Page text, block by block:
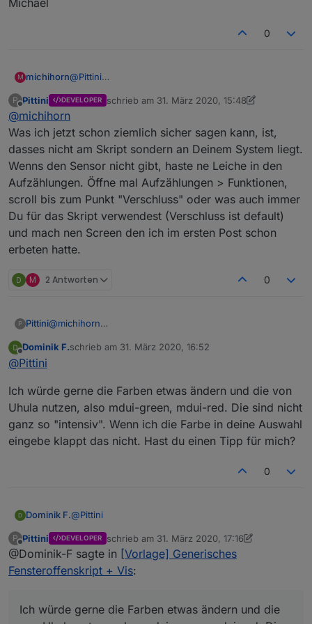
Michael
0
M michihorn@Pittini
sieht so aus:
Ich sehe da keinen Fensterkontakt.
P
Offline
Pittini DEVELOPER schrieb am 31. März 2020, 15:48
zuletzt editiert von Pittini
@michihorn
Was ich jetzt schon ziemlich sicher sagen kann, ist,
dasses nicht am Skript sondern an Deinem System liegt.
Wenns den Sensor nicht gibt, haste ne Leiche in den
Aufzählungen. Öffne mal Aufzählungen > Funktionen,
scroll bis zum Punkt "Verschluss" oder was auch immer
Du für das Skript verwendest (Verschluss ist default)
und mach nen Screen den ich im ersten Post schon
erbeten hatte.
M 2 Antworten 0
P Pittini@michihorn
dasses nicht am Skript sondern an Deinem System liegt.
scroll bis zum Punkt "Verschluss" oder was auch immer
Du für das Skript verwendest (Verschluss ist default) und
mach nen Screen den ich im ersten Post schon erbeten
hatte.
Offline
Dominik F.schrieb am 31. März 2020, 16:52
zuletzt editiert von
@Pittini
Ich würde gerne die Farben etwas ändern und die von
Uhula nutzen, also mdui-green, mdui-red. Die sind nicht
ganz so "intensiv". Wenn ich die Farbe in deine Auswahl
eingebe klappt das nicht. Hast du einen Tipp für mich?
0
Dominik F.@Pittini
Ich würde gerne die Farben etwas ändern und die
von Uhula nutzen, also mdui-green, mdui-red. Die
sind nicht ganz so "intensiv". Wenn ich die Farbe in
deine Auswahl eingebe klappt das nicht. Hast du
P
Offline
Pittini DEVELOPER schrieb am 31. März 2020, 17:16
zuletzt editiert von Pittini
@Dominik-F sagte in [Vorlage] Generisches
Fensteroffenskript + Vis:
Ich würde gerne die Farben etwas ändern und die